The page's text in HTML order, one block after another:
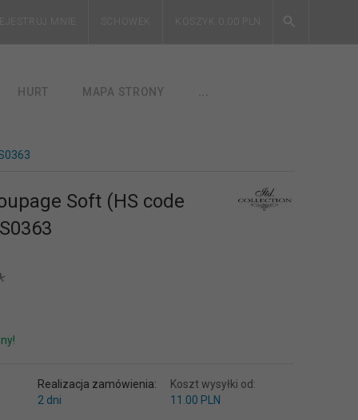
MNIE SCHOWEK KOSZYK
HURT MAPA STRONY
Soft (HS code
Realizacja zamówienia:
2 dni
Koszt wysyłki od:
11.00 PLN